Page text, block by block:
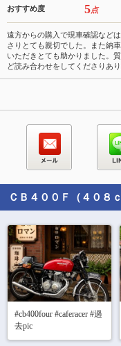
おすすめ度 5点
遠方からの購入で現車確認など
さりとても親切でした。また納
いただきとても助かりました。
ど読み合わせをしてくださりあ
ＣＢ４００Ｆ（４０８ｃ
#cb400four #caferacer #過